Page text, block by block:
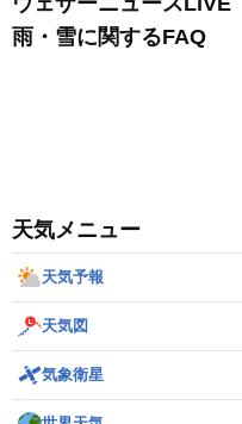
雨・雪に関するFAQ
天気メニュー
天気予報
天気図
気象衛星